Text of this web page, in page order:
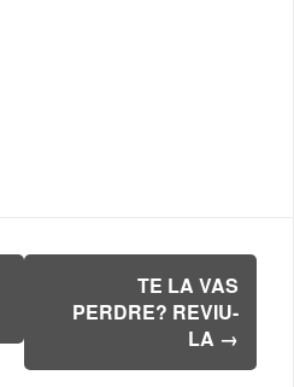
TE LA VAS
PERDRE? REVIU-
LA →